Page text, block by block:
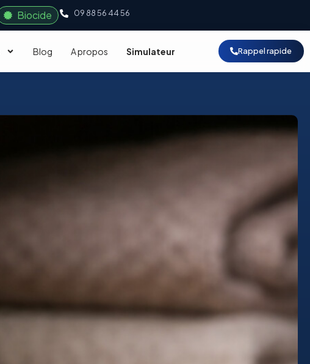
Biocide 09 88 56 44 56
Blog A propos Simulateur Rappel rapide